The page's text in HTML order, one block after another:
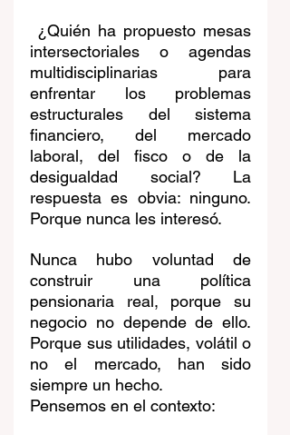
¿Quién ha propuesto mesas
intersectoriales o agendas
multidisciplinarias para
enfrentar los problemas
estructurales del sistema
financiero, del mercado
laboral, del fisco o de la
desigualdad social? La
respuesta es obvia: ninguno.
Porque nunca les interesó.
Nunca hubo voluntad de
construir una política
pensionaria real, porque su
negocio no depende de ello.
Porque sus utilidades, volátil o
no el mercado, han sido
siempre un hecho.
Pensemos en el contexto: